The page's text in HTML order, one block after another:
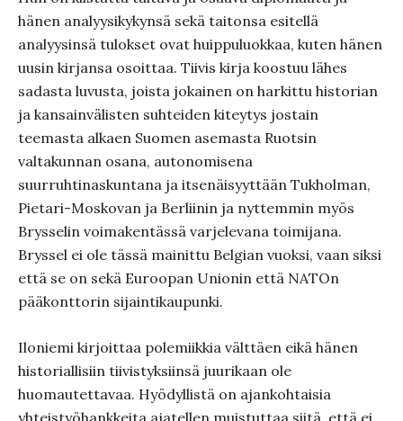
hänen analyysikykynsä sekä taitonsa esitellä
analyysinsä tulokset ovat huippuluokkaa, kuten hänen
uusin kirjansa osoittaa. Tiivis kirja koostuu lähes
sadasta luvusta, joista jokainen on harkittu historian
ja kansainvälisten suhteiden kiteytys jostain
teemasta alkaen Suomen asemasta Ruotsin
valtakunnan osana, autonomisena
suurruhtinaskuntana ja itsenäisyyttään Tukholman,
Pietari-Moskovan ja Berliinin ja nyttemmin myös
Brysselin voimakentässä varjelevana toimijana.
Bryssel ei ole tässä mainittu Belgian vuoksi, vaan siksi
että se on sekä Euroopan Unionin että NATOn
pääkonttorin sijaintikaupunki.
Iloniemi kirjoittaa polemiikkia välttäen eikä hänen
historiallisiin tiivistyksiinsä juurikaan ole
huomautettavaa. Hyödyllistä on ajankohtaisia
yhteistyöhankkeita ajatellen muistuttaa siitä, että ei